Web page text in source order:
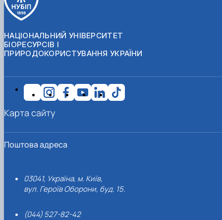
НАЦІОНАЛЬНИЙ УНІВЕРСИТЕТ
БІОРЕСУРСІВ І
ПРИРОДОКОРИСТУВАННЯ УКРАЇНИ
Поштова адреса
03041, Україна, м. Київ,
вул. Героїв Оборони, буд. 15.
(044) 527-82-42
Карта сайту